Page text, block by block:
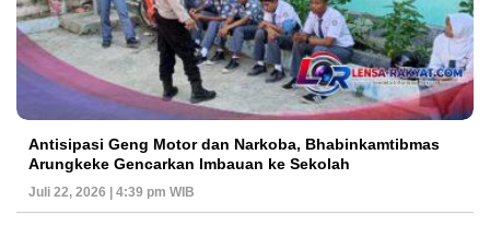
Antisipasi Geng Motor dan Narkoba, Bhabinkamtibmas
Arungkeke Gencarkan Imbauan ke Sekolah
Juli 22, 2026 | 4:39 pm WIB